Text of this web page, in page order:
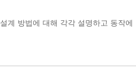
계 방법에 대해 각각 설명하고 동작에